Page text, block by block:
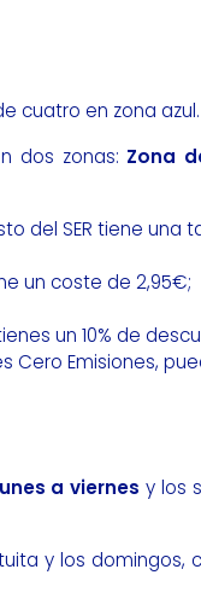
cuatro en zona azul.
dos zonas: Zona
del SER tiene una
un coste de 2,95€;
un 10% de
Cero Emisiones,
a viernes y los
y los domingos,